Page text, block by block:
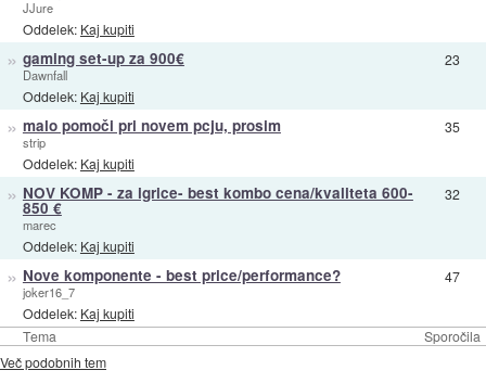
Tema Sporočila
JJure
Oddelek: Kaj kupiti
» gaming set-up za 900€
Dawnfall
Oddelek: Kaj kupiti
23
» malo pomoči pri novem pcju, prosim
strip
Oddelek: Kaj kupiti
35
» NOV KOMP - za igrice- best kombo cena/kvaliteta 600-
850 €
marec
Oddelek: Kaj kupiti
32
» Nove komponente - best price/performance?
joker16_7
Oddelek: Kaj kupiti
47
Več podobnih tem